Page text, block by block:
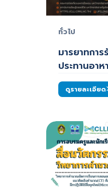
ทั่วไป
มารยาทการ
ประทานอา
ยุโรป (Fine
and W…
ดูรายละเอียด